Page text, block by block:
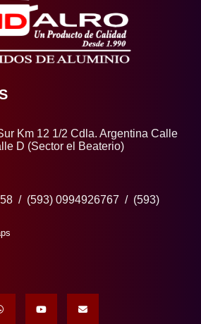
Km 12 1/2 Cdla. Argentina Calle
D (Sector el Beaterio)
/ (593) 0994926767 / (593)